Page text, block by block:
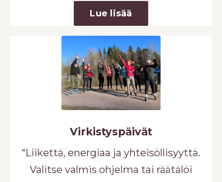
Lue lisää
Virkistyspäivät
“Liikettä, energiaa ja yhteisöllisyyttä.
Valitse valmis ohjelma tai räätälöi